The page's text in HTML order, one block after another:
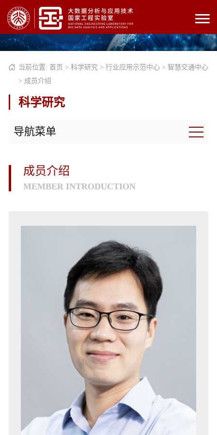
当前位置: 首页 > 科学研究 > 行业应用示范中心 > 智慧交通中心
> 成员介绍
科学研究
导航菜单
成员介绍
MEMBER INTRODUCTION